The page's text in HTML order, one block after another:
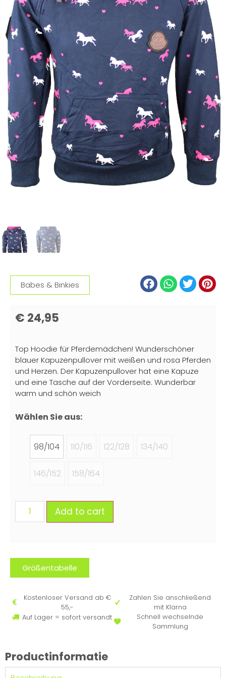
Babes & Binkies
€ 24,95
Top Hoodie für Pferdemädchen! Wunderschöner
blauer Kapuzenpullover mit weißen und rosa Pferden
und Herzen. Der Kapuzenpullover hat eine Kapuze
und eine Tasche auf der Vorderseite. Wunderbar
warm und schön weich
Wählen Sie aus:
98/104 110/116 122/128 134/140
146/152 158/164
Add to cart
Größentabelle
Kostenloser Versand ab €
55,-
Auf Lager = sofort versandt
Zahlen Sie anschließend
mit Klarna
Schnell wechselnde
Sammlung
Productinformatie